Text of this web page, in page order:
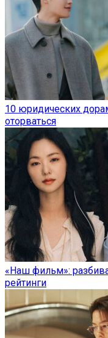
10 юридических
оторваться
«Наш фильм»:
рейтинги